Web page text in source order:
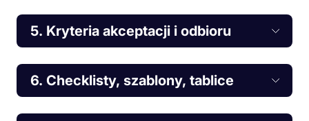
5. Kryteria akceptacji i odbioru
6. Checklisty, szablony, tablice